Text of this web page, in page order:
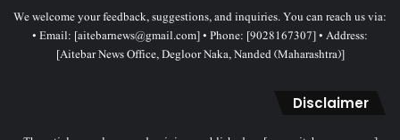
We welcome your feedback, suggestions, and inquiries. You can reach us via:
• Email: [aitebarnews@gmail.com] • Phone: [9028167307] • Address:
[Aitebar News Office, Degloor Naka, Nanded (Maharashtra)]
Disclaimer